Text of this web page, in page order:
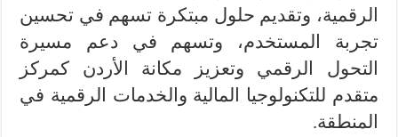
الرقمية، وتقديم حلول مبتكرة تسهم في تحسين
تجربة المستخدم، وتسهم في دعم مسيرة
التحول الرقمي وتعزيز مكانة الأردن كمركز
متقدم للتكنولوجيا المالية والخدمات الرقمية في
المنطقة.